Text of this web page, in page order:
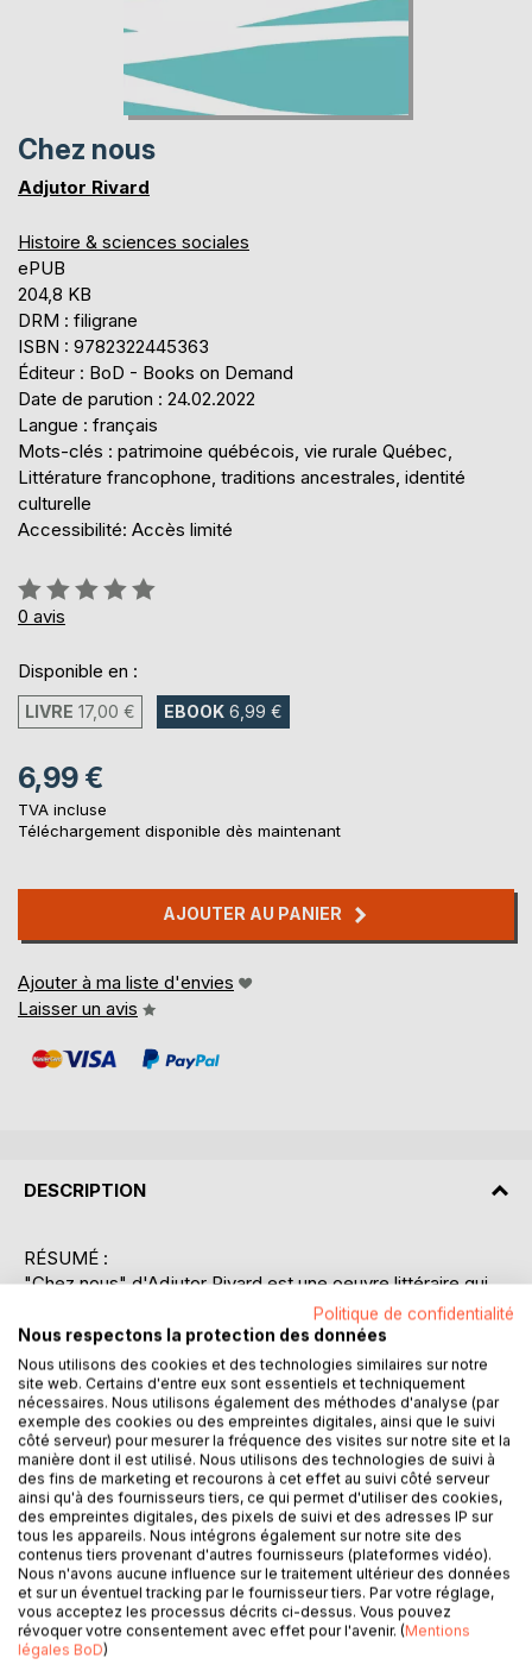
Chez nous
Adjutor Rivard
Histoire & sciences sociales
ePUB
204,8 KB
DRM : filigrane
ISBN : 9782322445363
Éditeur : BoD - Books on Demand
Date de parution : 24.02.2022
Langue : français
Mots-clés : patrimoine québécois, vie rurale Québec,
Littérature francophone, traditions ancestrales, identité
culturelle
Accessibilité: Accès limité
Évaluation:
0%
0 avis
Disponible en :
LIVRE 17,00 € EBOOK 6,99 €
6,99 €
TVA incluse
Téléchargement disponible dès maintenant
AJOUTER AU PANIER
Ajouter à ma liste d'envies
Laisser un avis
DESCRIPTION
RÉSUMÉ :
"Chez nous" d'Adjutor Rivard est une oeuvre littéraire qui
plonge le lecteur dans le coeur du Québec rural du début
du XXe siècle. À travers une série de récits et de
descriptions, Rivard nous offre un tableau vivant et
authentique de la vie quotidienne, des coutumes et des
valeurs de l'époque. Les personnages, souvent issus du
terroir québécois, sont dépeints avec une grande
sensibilité, mettant en lumière leur relation intime avec la
nature environnante et leur attachement aux traditions
ancestrales. Ce livre est une exploration poétique et
ethnographique où chaque détail contribue à reconstituer
un monde en voie de disparition, celui des campagnes
québécoises. La prose de Rivard, riche et évocatrice,
invite à une réflexion sur l'identité et la mémoire collective
d'une région marquée par ses racines francophones. Le
lecteur est transporté dans un univers où la langue elle-
Politique de confidentialité
Nous respectons la protection des données
Nous utilisons des cookies et des technologies similaires sur notre
site web. Certains d'entre eux sont essentiels et techniquement
nécessaires. Nous utilisons également des méthodes d'analyse (par
exemple des cookies ou des empreintes digitales, ainsi que le suivi
côté serveur) pour mesurer la fréquence des visites sur notre site et la
manière dont il est utilisé. Nous utilisons des technologies de suivi à
des fins de marketing et recourons à cet effet au suivi côté serveur
ainsi qu'à des fournisseurs tiers, ce qui permet d'utiliser des cookies,
des empreintes digitales, des pixels de suivi et des adresses IP sur
tous les appareils. Nous intégrons également sur notre site des
contenus tiers provenant d'autres fournisseurs (plateformes vidéo).
Nous n'avons aucune influence sur le traitement ultérieur des données
et sur un éventuel tracking par le fournisseur tiers. Par votre réglage,
vous acceptez les processus décrits ci-dessus. Vous pouvez
révoquer votre consentement avec effet pour l'avenir. (Mentions
légales BoD)